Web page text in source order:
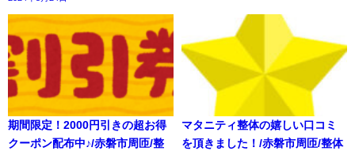
期間限定！2000円引きの超お得
クーポン配布中♪/赤磐市周匝/整
マタニティ整体の嬉しい口コミ
を頂きました！/赤磐市周匝/整体